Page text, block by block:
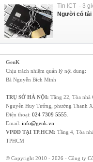
Tin ICT - 3
Người có tài
GenK
Chịu trách nhiệm quản lý nội dung:
Bà Nguyễn Bích Minh
TRỤ SỞ HÀ NỘI: Tầng 22, Tòa nhà
Nguyễn Huy Tưởng, phường Thanh
Điện thoại: 024 7309 5555
Email: info@genk.vn
VPĐD TẠI TP.HCM: Tầng 4, Tòa
TPHCM
© Copyright 2010 - 2026 - Công ty